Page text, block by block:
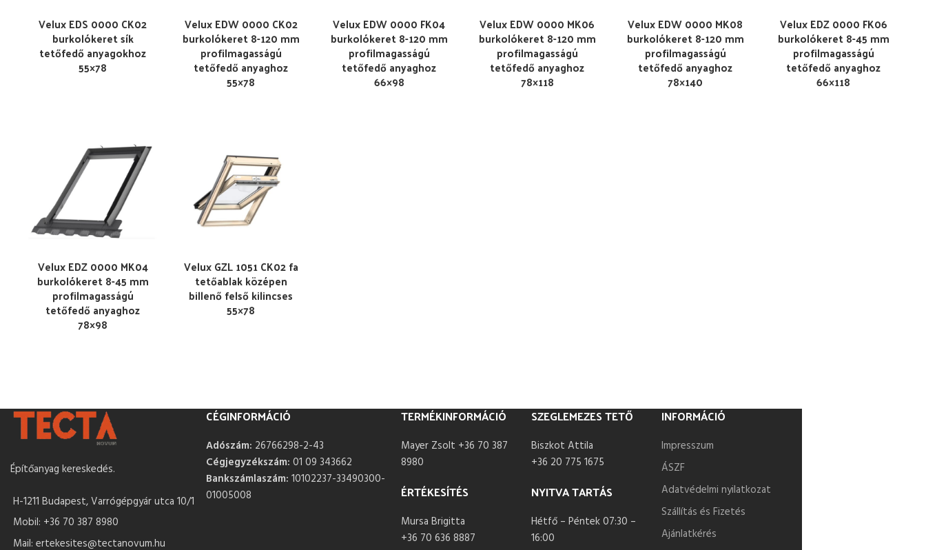
Velux EDS 0000 CK02
burkolókeret sík
tetőfedő anyagokhoz
55×78
Velux EDW 0000 CK02
burkolókeret 8-120 mm
profilmagasságú
tetőfedő anyaghoz
55×78
Velux EDW 0000 FK04
burkolókeret 8-120 mm
profilmagasságú
tetőfedő anyaghoz
66×98
Velux EDW 0000 MK06
burkolókeret 8-120 mm
profilmagasságú
tetőfedő anyaghoz
78×118
Velux EDW 0000 MK08
burkolókeret 8-120 mm
profilmagasságú
tetőfedő anyaghoz
78×140
Velux EDZ 0000 FK06
burkolókeret 8-45 mm
profilmagasságú
tetőfedő anyaghoz
66×118
Velux EDZ 0000 MK04
burkolókeret 8-45 mm
profilmagasságú
tetőfedő anyaghoz
78×98
Velux GZL 1051 CK02 fa
tetőablak középen
billenő felső kilincses
55×78
Építőanyag kereskedés.
H-1211 Budapest, Varrógépgyár utca 10/1
Mobil: +36 70 387 8980
Mail: ertekesites@tectanovum.hu
CÉGINFORMÁCIÓ
Adószám: 26766298-2-43
Cégjegyzékszám: 01 09 343662
Bankszámlaszám: 10102237-33490300-
01005008
TERMÉKINFORMÁCIÓ
Mayer Zsolt +36 70 387
8980
ÉRTÉKESÍTÉS
Mursa Brigitta
+36 70 636 8887
SZEGLEMEZES TETŐ
Biszkot Attila
+36 20 775 1675
NYITVA TARTÁS
Hétfő – Péntek 07:30 –
16:00
INFORMÁCIÓ
Impresszum
ÁSZF
Adatvédelmi nyilatkozat
Szállítás és Fizetés
Ajánlatkérés